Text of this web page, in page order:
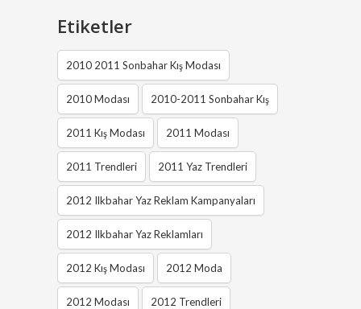
Etiketler
2010 2011 Sonbahar Kış Modası
2010 Modası 2010-2011 Sonbahar Kış
2011 Kış Modası 2011 Modası
2011 Trendleri 2011 Yaz Trendleri
2012 Ilkbahar Yaz Reklam Kampanyaları
2012 Ilkbahar Yaz Reklamları
2012 Kış Modası 2012 Moda
2012 Modası 2012 Trendleri